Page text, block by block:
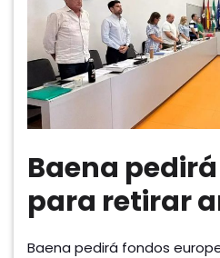
Baena
para retirar
Baena pedirá fondos